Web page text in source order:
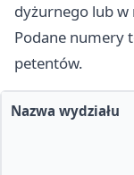
dyżurnego lub w
Podane numery
petentów.
Nazwa wydziału